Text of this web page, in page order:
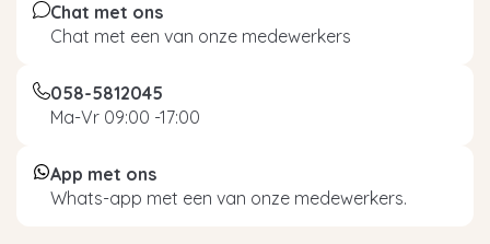
Chat met ons
Chat met een van onze medewerkers
058-5812045
Ma-Vr 09:00 -17:00
App met ons
Whats-app met een van onze medewerkers.